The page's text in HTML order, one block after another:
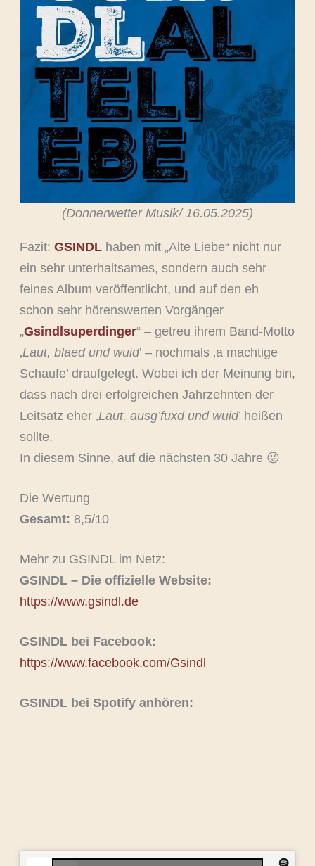
(Donnerwetter Musik/ 16.05.2025)
Fazit: GSINDLhaben mit „Alte Liebe“ nicht nur
ein sehr unterhaltsames, sondern auch sehr
feines Album veröffentlicht, und auf den eh
schon sehr hörenswerten Vorgänger
„Gsindlsuperdinger“ – getreu ihrem Band-Motto
‚Laut, blaed und wuid’ – nochmals ‚a machtige
Schaufe’ draufgelegt. Wobei ich der Meinung bin,
dass nach drei erfolgreichen Jahrzehnten der
Leitsatz eher ‚Laut, ausg’fuxd und wuid’ heißen
sollte.
In diesem Sinne, auf die nächsten 30 Jahre 😜
Die Wertung
Gesamt: 8,5/10
Mehr zu GSINDL im Netz:
GSINDL – Die offizielle Website:
https://www.gsindl.de
GSINDL bei Facebook:
https://www.facebook.com/Gsindl
GSINDL bei Spotify anhören: